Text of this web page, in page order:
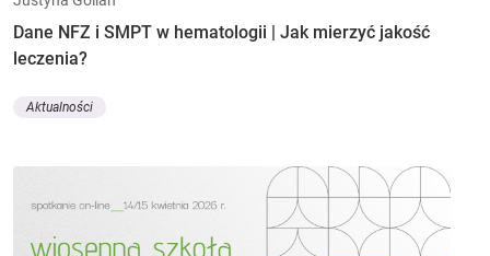
Dane NFZ i SMPT w hematologii | Jak mierzyć jakość
leczenia?
Aktualności